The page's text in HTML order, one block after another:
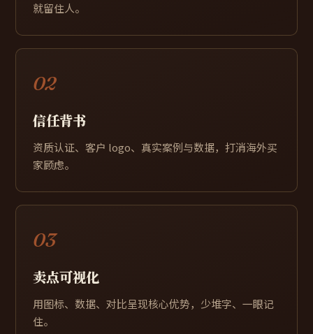
就留住人。
02
信任背书
资质认证、客户 logo、真实案例与数据，打消海外买
家顾虑。
03
卖点可视化
用图标、数据、对比呈现核心优势，少堆字、一眼记
住。